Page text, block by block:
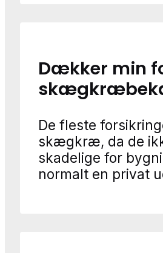
Dækker min
De fleste
skægkræ, da de
skadelige for
normalt en privat